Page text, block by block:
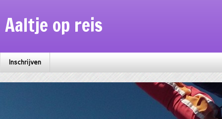
Aaltje op reis
Inschrijven